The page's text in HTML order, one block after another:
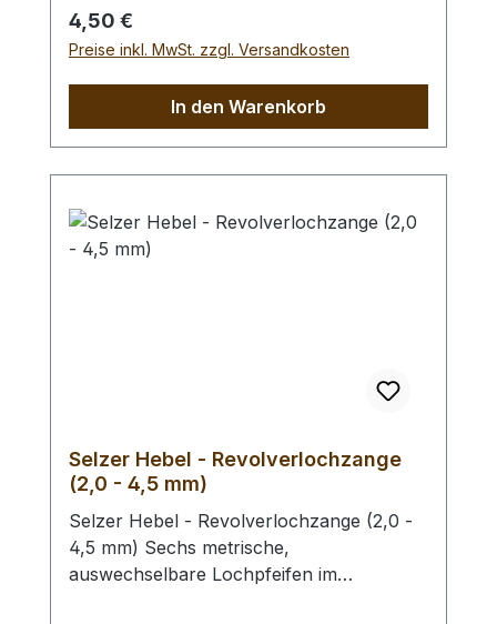
Vernietens des Druckknopfoberteils wird
dieser in den Concho geschraubt. Des
Weiteren benötigen Sie ein Druckknopf -
Druckknopf - Einsetzwerkzeug (gross)
zur Befestigung des Druckknopfunterteils.
Für das Einsetzen in (sehr) dünne Leder
zum Unterlegen.
Regulärer Preis:
4,50 €
Preise inkl. MwSt. zzgl. Versandkosten
In den Warenkorb
Selzer Hebel - Revolverlochzange
(2,0 - 4,5 mm)
Selzer Hebel - Revolverlochzange (2,0 -
4,5 mm) Sechs metrische,
auswechselbare Lochpfeifen im